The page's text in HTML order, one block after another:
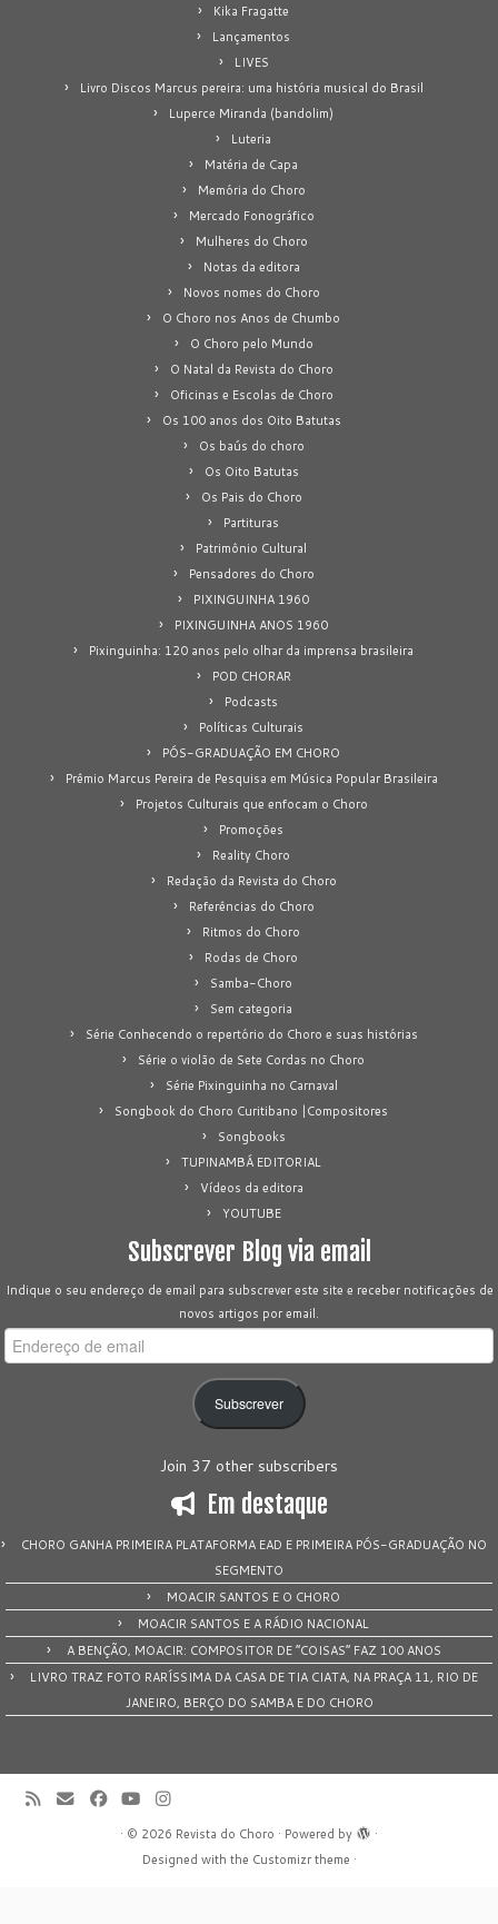
Kika Fragatte
Lançamentos
LIVES
Livro Discos Marcus pereira: uma história musical do Brasil
Luperce Miranda (bandolim)
Luteria
Matéria de Capa
Memória do Choro
Mercado Fonográfico
Mulheres do Choro
Notas da editora
Novos nomes do Choro
O Choro nos Anos de Chumbo
O Choro pelo Mundo
O Natal da Revista do Choro
Oficinas e Escolas de Choro
Os 100 anos dos Oito Batutas
Os baús do choro
Os Oito Batutas
Os Pais do Choro
Partituras
Patrimônio Cultural
Pensadores do Choro
PIXINGUINHA 1960
PIXINGUINHA ANOS 1960
Pixinguinha: 120 anos pelo olhar da imprensa brasileira
POD CHORAR
Podcasts
Políticas Culturais
PÓS-GRADUAÇÃO EM CHORO
Prêmio Marcus Pereira de Pesquisa em Música Popular Brasileira
Projetos Culturais que enfocam o Choro
Promoções
Reality Choro
Redação da Revista do Choro
Referências do Choro
Ritmos do Choro
Rodas de Choro
Samba-Choro
Sem categoria
Série Conhecendo o repertório do Choro e suas histórias
Série o violão de Sete Cordas no Choro
Série Pixinguinha no Carnaval
Songbook do Choro Curitibano |Compositores
Songbooks
TUPINAMBÁ EDITORIAL
Vídeos da editora
YOUTUBE
Subscrever Blog via email
Indique o seu endereço de email para subscrever este site e receber notificações de
novos artigos por email.
Endereço
de
Subscrever
Join 37 other subscribers
Em destaque
CHORO GANHA PRIMEIRA PLATAFORMA EAD E PRIMEIRA PÓS-GRADUAÇÃO NO
SEGMENTO
MOACIR SANTOS E O CHORO
MOACIR SANTOS E A RÁDIO NACIONAL
A BENÇÃO, MOACIR: COMPOSITOR DE “COISAS” FAZ 100 ANOS
LIVRO TRAZ FOTO RARÍSSIMA DA CASA DE TIA CIATA, NA PRAÇA 11, RIO DE
JANEIRO, BERÇO DO SAMBA E DO CHORO
· © 2026 Revista do Choro · Powered by
·
Designed with the Customizr theme ·